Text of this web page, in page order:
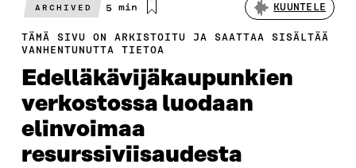
ARCHIVED
Arvioitu
5 min KUUNTELE
TÄMÄ SIVU ON ARKISTOITU JA SAATTAA SISÄLTÄÄ
VANHENTUNUTTA TIETOA
Edelläkävijäkaupunkien
verkostossa luodaan
elinvoimaa
resurssiviisaudesta